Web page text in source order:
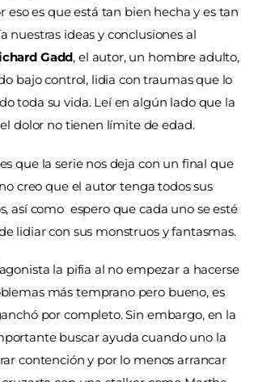
eso es que está tan bien hecha y es tan
nuestras ideas y conclusiones al
Gadd, el autor, un hombre adulto,
bajo control, lidia con traumas que lo
toda su vida. Leí en algún lado que la
dolor no tienen límite de edad.
que la serie nos deja con un final que
creo que el autor tenga todos sus
así como espero que cada uno se esté
lidiar con sus monstruos y fantasmas.
la pifia al no empezar a hacerse
más temprano pero bueno, es
por completo. Sin embargo, en la
buscar ayuda cuando uno la
contención y por lo menos arrancar